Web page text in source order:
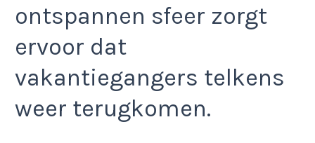
ontspannen sfeer zorgt
ervoor dat
vakantiegangers telkens
weer terugkomen.